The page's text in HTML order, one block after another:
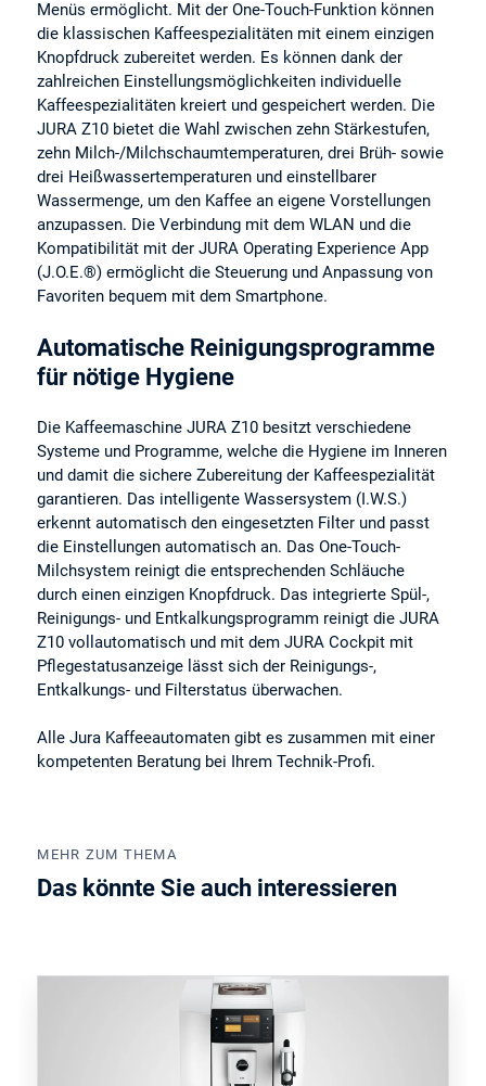
Menüs ermöglicht. Mit der One-Touch-Funktion können
die klassischen Kaffeespezialitäten mit einem einzigen
Knopfdruck zubereitet werden. Es können dank der
zahlreichen Einstellungsmöglichkeiten individuelle
Kaffeespezialitäten kreiert und gespeichert werden. Die
JURA Z10 bietet die Wahl zwischen zehn Stärkestufen,
zehn Milch-/Milchschaumtemperaturen, drei Brüh- sowie
drei Heißwassertemperaturen und einstellbarer
Wassermenge, um den Kaffee an eigene Vorstellungen
anzupassen. Die Verbindung mit dem WLAN und die
Kompatibilität mit der JURA Operating Experience App
(J.O.E.®) ermöglicht die Steuerung und Anpassung von
Favoriten bequem mit dem Smartphone.
Automatische Reinigungsprogramme
für nötige Hygiene
Die Kaffeemaschine JURA Z10 besitzt verschiedene
Systeme und Programme, welche die Hygiene im Inneren
und damit die sichere Zubereitung der Kaffeespezialität
garantieren. Das intelligente Wassersystem (I.W.S.)
erkennt automatisch den eingesetzten Filter und passt
die Einstellungen automatisch an. Das One-Touch-
Milchsystem reinigt die entsprechenden Schläuche
durch einen einzigen Knopfdruck. Das integrierte Spül-,
Reinigungs- und Entkalkungsprogramm reinigt die JURA
Z10 vollautomatisch und mit dem JURA Cockpit mit
Pflegestatusanzeige lässt sich der Reinigungs-,
Entkalkungs- und Filterstatus überwachen.
Alle Jura Kaffeeautomaten gibt es zusammen mit einer
kompetenten Beratung bei Ihrem Technik-Profi.
MEHR ZUM THEMA
Das könnte Sie auch interessieren